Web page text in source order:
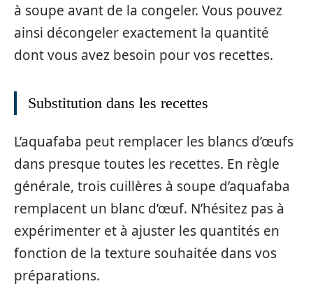
à soupe avant de la congeler. Vous pouvez
ainsi décongeler exactement la quantité
dont vous avez besoin pour vos recettes.
Substitution dans les recettes
L’aquafaba peut remplacer les blancs d’œufs
dans presque toutes les recettes. En règle
générale, trois cuillères à soupe d’aquafaba
remplacent un blanc d’œuf. N’hésitez pas à
expérimenter et à ajuster les quantités en
fonction de la texture souhaitée dans vos
préparations.